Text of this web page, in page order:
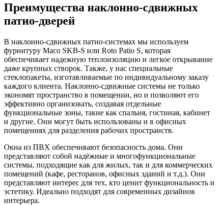
Преимущества наклонно-сдвижных
патио-дверей
В наклонно-сдвижных патио-системах мы используем
фурнитуру Maco SKB-S или Roto Patio S, которая
обеспечивает надежную теплоизоляцию и легкое открывание
даже крупных створок. Также, у нас специальные
стеклопакеты, изготавливаемые по индивидуальному заказу
каждого клиента. Наклонно-сдвижные системы не только
экономят пространство в помещении, но и позволяют его
эффективно организовать, создавая отдельные
функциональные зоны, такие как спальня, гостиная, кабинет
и другие. Они могут быть использованы и в офисных
помещениях для разделения рабочих пространств.
Окна из ПВХ обеспечивают безопасность дома. Они
представляют собой надёжные и многофункциональные
системы, подходящие как для жилых, так и для коммерческих
помещений (кафе, ресторанов, офисных зданий и т.д.). Они
представляют интерес для тех, кто ценит функциональность и
эстетику. Идеально подходят для современных дизайнов
интерьера.